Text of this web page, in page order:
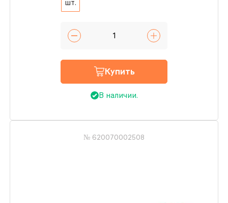
шт.
Купить
В наличии.
№ 620070002508